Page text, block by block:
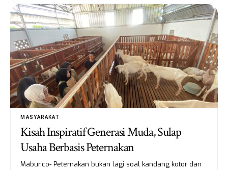
MASYARAKAT
Kisah Inspiratif Generasi Muda, Sulap
Usaha Berbasis Peternakan
Mabur.co- Peternakan bukan lagi soal kandang kotor dan